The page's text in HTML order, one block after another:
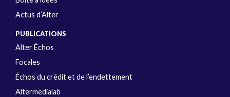
Actus d’Alter
PUBLICATIONS
Alter Échos
Focales
Échos du crédit et de l’endettement
Altermedialab